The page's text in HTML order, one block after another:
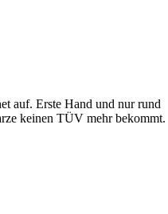
auf. Erste Hand und nur rund
keinen TÜV mehr bekommt.